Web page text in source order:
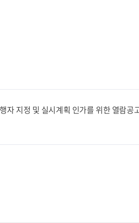
자 지정 및 실시계획 인가를 위한 열람공